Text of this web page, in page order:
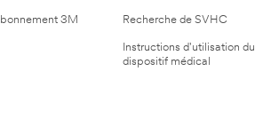
3M Recherche de SVHC
Instructions d'utilisation du
dispositif médical